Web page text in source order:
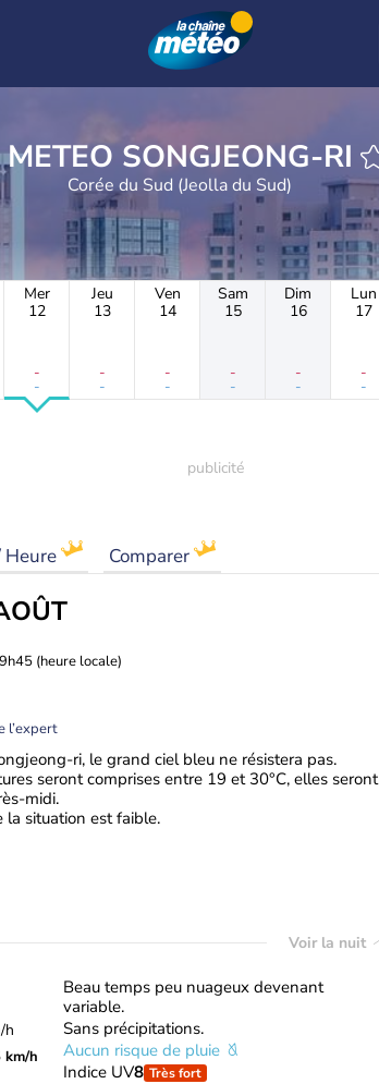
METEO SONGJEONG-RI
Corée du Sud (Jeolla du Sud)
Mer
12
-
-
Jeu
13
-
-
Ven
14
-
-
Sam
15
-
-
Dim
16
-
-
Lun
17
-
-
Heure Comparer
(heure locale)
l’expert
ri, le grand ciel bleu ne résistera pas.
seront comprises entre 19 et 30°C, elles seront
midi.
la situation est faible.
Voir la nuit
h
km/h
Beau temps peu nuageux devenant
variable.
Sans précipitations.
Aucun risque de pluie
Indice UV8 Très fort